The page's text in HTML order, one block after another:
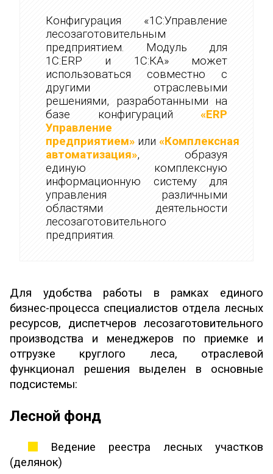
Конфигурация «1С:Управление
лесозаготовительным
предприятием. Модуль для
1С:ERP и 1С:КА» может
использоваться совместно с
другими отраслевыми
решениями, разработанными на
базе конфигураций «ERP
Управление
предприятием» или «Комплексная
автоматизация», образуя
единую комплексную
информационную систему для
управления различными
областями деятельности
лесозаготовительного
предприятия.
Для удобства работы в рамках единого
бизнес-процесса специалистов отдела лесных
ресурсов, диспетчеров лесозаготовительного
производства и менеджеров по приемке и
отгрузке круглого леса, отраслевой
функционал решения выделен в основные
подсистемы:
Лесной фонд
Ведение реестра лесных участков
(делянок)